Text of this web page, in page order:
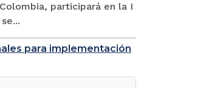
participará en la I
para implementación